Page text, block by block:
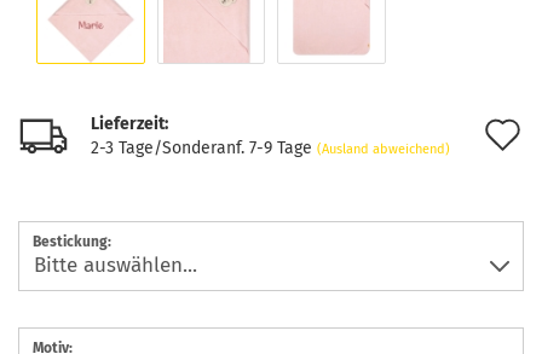
Lieferzeit:
2-3 Tage/Sonderanf. 7-9 Tage (Ausland abweichend)
Bestickung:
Motiv: